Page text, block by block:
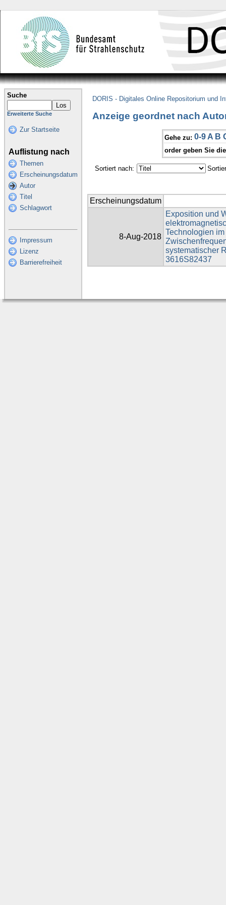
Suche
Erweiterte Suche
Zur Startseite
Auflistung nach
Themen
Erscheinungsdatum
Autor
Titel
Schlagwort
Impressum
Lizenz
Barrierefreiheit
DORIS - Digitales Online Repositorium und
Anzeige geordnet nach
Gehe zu: 0-9 A B
order geben Sie
Sortiert nach:
Erscheinungsdatum
8-Aug-2018
Exposition und
Technologien im
systematischer
3616S82437